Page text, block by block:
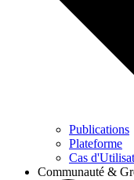
Publications
Plateforme
Cas
Communauté &